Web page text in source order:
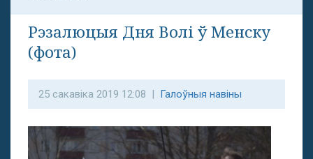
Рэзалюцыя Дня Волі ў Менску
(фота)
25 сакавіка 2019 12:08 | Галоўныя навіны